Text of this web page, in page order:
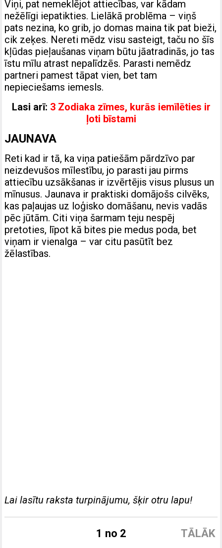
Viņi, pat nemeklējot attiecības, var kādam
nežēlīgi iepatikties. Lielākā problēma – viņš
pats nezina, ko grib, jo domas maina tik pat bieži,
cik zeķes. Nereti mēdz visu sasteigt, taču no šīs
kļūdas pieļaušanas viņam būtu jāatradinās, jo tas
īstu mīlu atrast nepalīdzēs. Parasti nemēdz
partneri pamest tāpat vien, bet tam
nepieciešams iemesls.
Lasi arī: 3 Zodiaka zīmes, kurās iemīlēties ir
ļoti bīstami
JAUNAVA
Reti kad ir tā, ka viņa patiešām pārdzīvo par
neizdevušos mīlestību, jo parasti jau pirms
attiecību uzsākšanas ir izvērtējis visus plusus un
mīnusus. Jaunava ir praktiski domājošs cilvēks,
kas paļaujas uz loģisko domāšanu, nevis vadās
pēc jūtām. Citi viņa šarmam teju nespēj
pretoties, līpot kā bites pie medus poda, bet
viņam ir vienalga – var citu pasūtīt bez
žēlastības.
Lai lasītu raksta turpinājumu, šķir otru lapu!
TĀLĀK
1 no 2